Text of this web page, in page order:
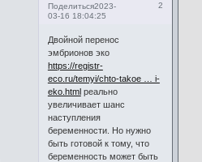
Поделиться 2
2023-
03-16 18:04:25
Двойной перенос
эмбрионов эко
https://registr-
eco.ru/temyi/chto-takoe … i-
eko.htmlреально
увеличивает шанс
наступления
беременности. Но нужно
быть готовой к тому, что
беременность может быть